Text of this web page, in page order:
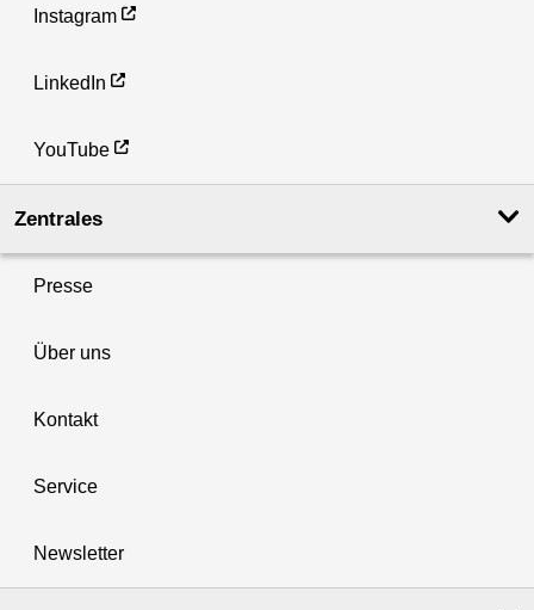
Instagram
LinkedIn
YouTube
Zentrales
Presse
Über uns
Kontakt
Service
Newsletter